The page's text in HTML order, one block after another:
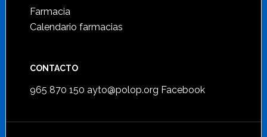
Farmacia
Calendario farmacias
CONTACTO
965 870 150 ayto@polop.org Facebook